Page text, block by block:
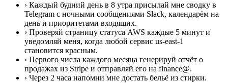
› Каждый будний день в 8 утра присылай мне сводку в
Telegram с ночными сообщениями Slack, календарём на
день и приоритетами входящих.
› Проверяй страницу статуса AWS каждые 5 минут и
уведомляй меня, когда любой сервис us-east-1
становится красным.
› Первого числа каждого месяца генерируй отчёт о
продажах из Stripe и отправляй его на finance@.
› Через 2 часа напомни мне достать бельё из стирки.